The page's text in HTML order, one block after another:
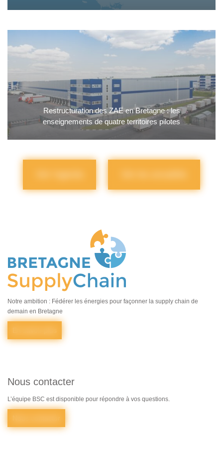
Restructuration des ZAE en Bretagne : les
enseignements de quatre territoires pilotes
Notre ambition : Fédérer les énergies pour façonner la supply chain de
demain en Bretagne
Nous contacter
L’équipe BSC est disponible pour répondre à vos questions.